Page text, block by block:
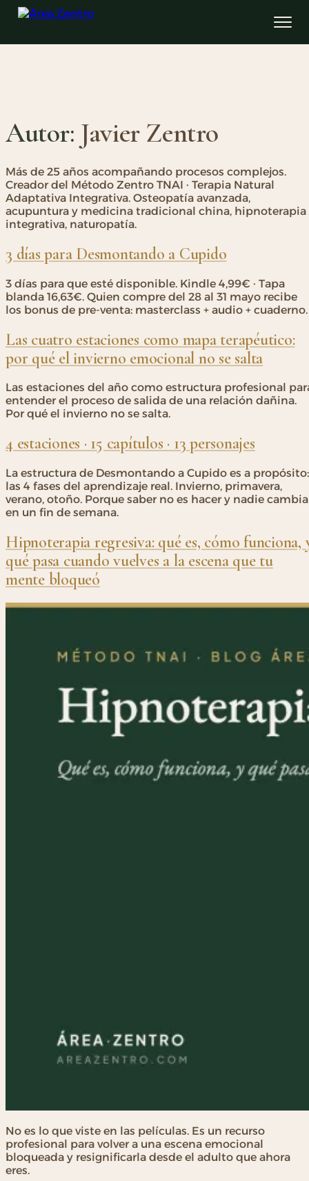
Autor: Javier Zentro
Más de 25 años acompañando procesos complejos.
Creador del Método Zentro TNAI · Terapia Natural
Adaptativa Integrativa. Osteopatía avanzada,
acupuntura y medicina tradicional china, hipnoterapia
integrativa, naturopatía.
3 días para Desmontando a Cupido
3 días para que esté disponible. Kindle 4,99€ · Tapa
blanda 16,63€. Quien compre del 28 al 31 mayo recibe
los bonus de pre-venta: masterclass + audio + cuaderno.
Las cuatro estaciones como mapa terapéutico:
por qué el invierno emocional no se salta
Las estaciones del año como estructura profesional
entender el proceso de salida de una relación dañina.
Por qué el invierno no se salta.
4 estaciones · 15 capítulos · 13 personajes
La estructura de Desmontando a Cupido es a propósito:
las 4 fases del aprendizaje real. Invierno, primavera,
verano, otoño. Porque saber no es hacer y nadie cambia
en un fin de semana.
Hipnoterapia regresiva: qué es, cómo funciona,
qué pasa cuando vuelves a la escena que tu
mente bloqueó
No es lo que viste en las películas. Es un recurso
profesional para volver a una escena emocional
bloqueada y resignificarla desde el adulto que ahora
eres.